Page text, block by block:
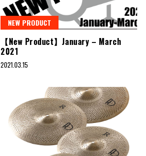
NEW PRODUCT
【New Product】January – March
2021
2021.03.15